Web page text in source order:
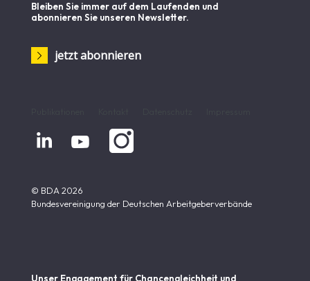
Bleiben Sie immer auf dem Laufenden und
abonnieren Sie unseren Newsletter.
jetzt abonnieren
 
© BDA 2026
Bundesvereinigung der Deutschen Arbeitgeberverbände
Unser Engagement für Chancen­gleichheit und